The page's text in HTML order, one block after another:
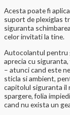
Acesta poate fi
suport de plexiglas
siguranta
celor invitati la tine.
Autocolantul pentru
aprecia cu
– atunci cand este
sticla si ambient,
capitolul siguranta il
spargere, folia
cand nu exista un